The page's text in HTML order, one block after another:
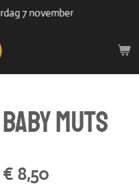
7 november
BABY MUTS
€ 8,50